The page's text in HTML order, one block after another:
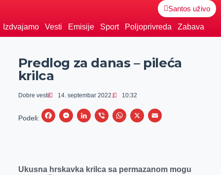
Santos uživo
Izdvajamo Vesti Emisije Sport Poljoprivreda Zabava
Predlog za danas – pileća
krilca
Dobre vesti 14. septembar 2022. 10:32
Podeli:
F
b
M
e
L
e
V
r
W
s
X
E
l
Ukusna hrskavka krilca sa permazanom mogu